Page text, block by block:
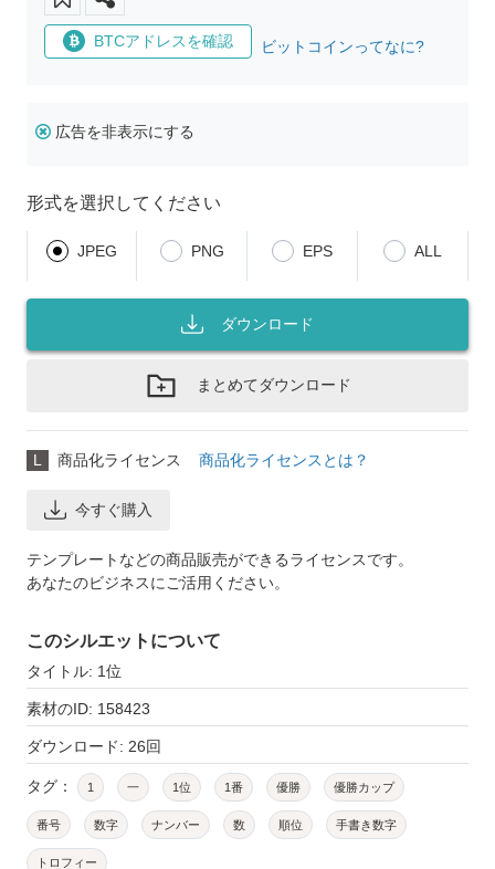
BTCアドレスを確認 ビットコインってなに?
広告を非表示にする
形式を選択してください
JPEG PNG EPS ALL
ダウンロード
まとめてダウンロード
L 商品化ライセンス 商品化ライセンスとは？
今すぐ購入
テンプレートなどの商品販売ができるライセンスです。
あなたのビジネスにご活用ください。
このシルエットについて
タイトル: 1位
素材のID: 158423
ダウンロード: 26回
タグ： 1 一 1位 1番 優勝 優勝カップ
番号 数字 ナンバー 数 順位 手書き数字
トロフィー